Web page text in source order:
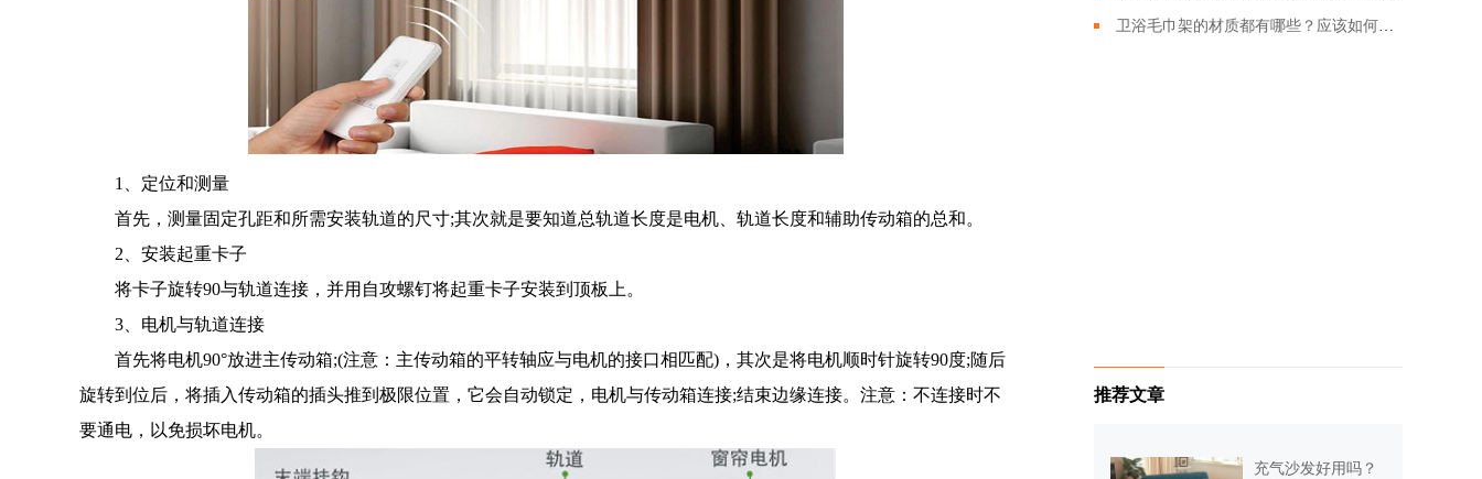
1、定位和测量
首先，测量固定孔距和所需安装轨道的尺寸;其次就是要知道总轨道长度是电机、轨道长度和辅助传动箱的总和。
2、安装起重卡子
将卡子旋转90与轨道连接，并用自攻螺钉将起重卡子安装到顶板上。
3、电机与轨道连接
首先将电机90°放进主传动箱;(注意：主传动箱的平转轴应与电机的接口相匹配)，其次是将电机顺时针旋转90度;随后
旋转到位后，将插入传动箱的插头推到极限位置，它会自动锁定，电机与传动箱连接;结束边缘连接。注意：不连接时不
要通电，以免损坏电机。
卫浴毛巾架的材质都有哪些？应该如何挑选卫浴毛巾架？
推荐文章
充气沙发好用吗？